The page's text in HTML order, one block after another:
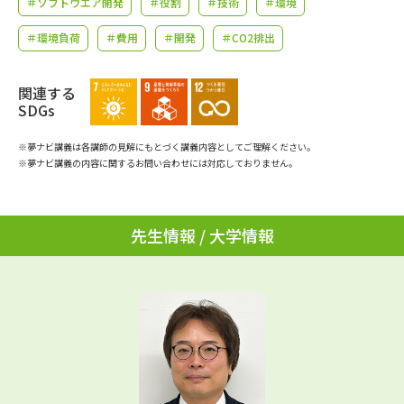
学問のミニ講義「夢ナビ講義」 学問分野解説
学問の教科書 夢ナビライブ
ユーザーサポート
Ｑ＆Ａ よくあるご質問 大学進学IDについて
お支払いサイト
個人情報取扱規定
訂正のご案内
＃環境負荷 ＃費用 ＃開発 ＃CO2排出
関連する
SDGs
※夢ナビ講義は各講師の見解にもとづく講義内容としてご理解ください。
※夢ナビ講義の内容に関するお問い合わせには対応しておりません。
先生情報 / 大学情報